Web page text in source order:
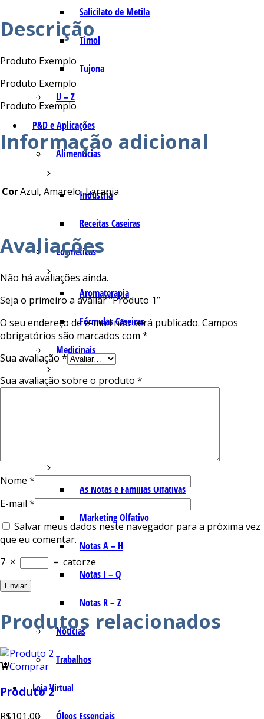
Salicilato de Metila
Timol
Tujona
U – Z
P&D e Aplicações
Alimentícias
Indústria
Receitas Caseiras
Cosméticas
Aromaterapia
Fórmulas Caseiras
Medicinais
Aromaterapia
As Notas e Famílias Olfativas
Marketing Olfativo
Notas A – H
Notas I – Q
Notas R – Z
Notícias
Trabalhos
Loja Virtual
Óleos Essenciais
Descrição
Produto Exemplo
Produto Exemplo
Produto Exemplo
Informação adicional
CorAzul, Amarelo, Laranja
Avaliações
Não há avaliações ainda.
Seja o primeiro a avaliar “Produto 1”
O seu endereço de e-mail não será publicado. Campos
obrigatórios são marcados com *
Sua avaliação*
Sua avaliação sobre o produto *
Nome *
E-mail *
Salvar meus dados neste navegador para a próxima vez
que eu comentar.
7 × = catorze
Produtos relacionados
Comprar
Produto 2
R$101,00